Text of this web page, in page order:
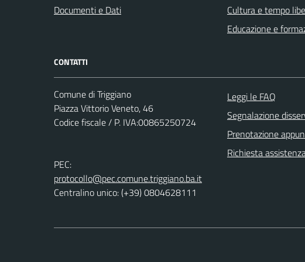
Documenti e Dati
Cultura e tempo
Educazione e
CONTATTI
Comune di Triggiano
Piazza Vittorio Veneto, 46
Codice fiscale / P. IVA:00865250724
PEC:
protocollo@pec.comune.triggiano.ba.it
Centralino unico: (+39) 0804628111
Leggi le FAQ
Segnalazione
Prenotazione
Richiesta